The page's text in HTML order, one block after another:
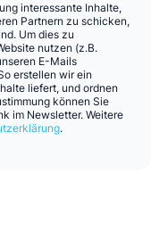
interessante Inhalte,
Partnern zu schicken,
Um dies zu
nutzen (z.B.
E-Mails
erstellen wir ein
liefert, und ordnen
können Sie
im Newsletter. Weitere
.